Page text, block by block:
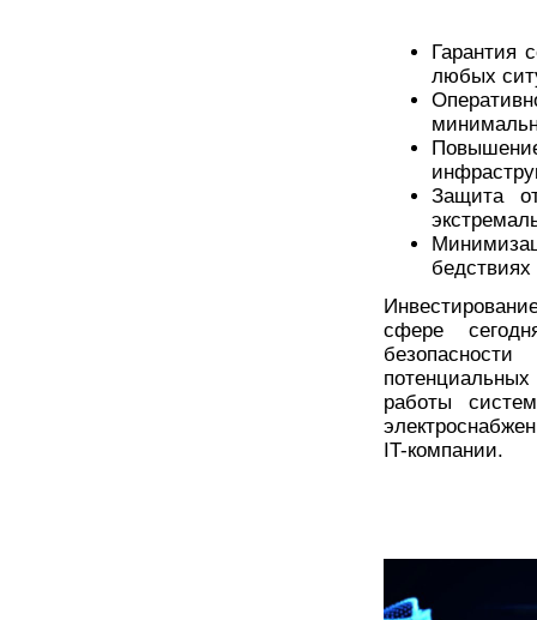
Гарантия
любых
Защита
бедствиях
сфере
потенциальных
работы
IT-компании.